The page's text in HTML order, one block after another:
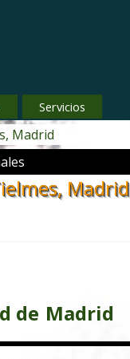
▼
Servicios
Madrid
Madrid
de Madrid